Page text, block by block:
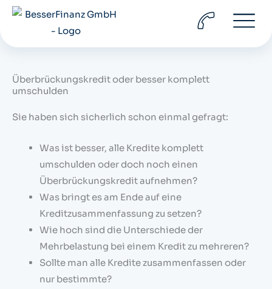
Zum
springen
Überbrückungskredit oder besser komplett
umschulden
Sie haben sich sicherlich schon einmal gefragt:
Was ist besser, alle Kredite komplett
umschulden oder doch noch einen
Überbrückungskredit aufnehmen?
Was bringt es am Ende auf eine
Kreditzusammenfassung zu setzen?
Wie hoch sind die Unterschiede der
Mehrbelastung bei einem Kredit zu mehreren?
Sollte man alle Kredite zusammenfassen oder
nur bestimmte?